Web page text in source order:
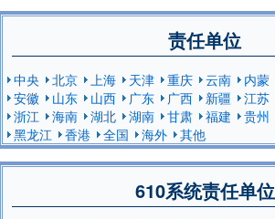
责任单位
中央 北京 上海 天津 重庆 云南 内蒙
安徽
山东 山西 广东 广西 新疆 江苏
浙江
海南 湖北 湖南 甘肃 福建 贵州
黑龙江
香港 全国 海外 其他
610系统责任单位